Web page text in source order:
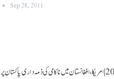
Sep 28, 2011